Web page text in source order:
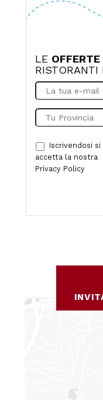
LE OFFERTE
Iscrivendosi si
accetta la nostra
Privacy Policy